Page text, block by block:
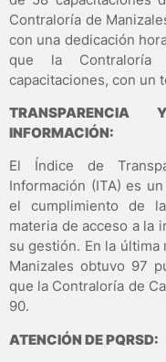
Contraloría de
con una dedicación
que la Contraloría
capacitaciones, con un
INFORMACIÓN:
El Índice de
Información (ITA) es
el cumplimiento de
materia de acceso a la
su gestión. En la
Manizales obtuvo 97
que la Contraloría de
90.
ATENCIÓN DE PQRSD: